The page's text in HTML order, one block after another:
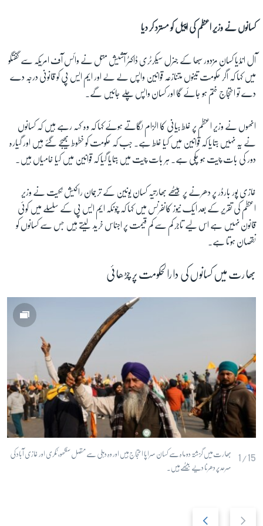
کسانوں نے وزیر اعظم کی اپیل کو مسترد کر دیا
آل انڈیا کسان مزدور سبھا کے جنرل سیکرٹری ڈاکٹر آشیش متل نے وائس آف امریکہ سے گفتگو
میں کہا کہ اگر حکومت تینوں متنازعہ قوانین واپس لے لے اور ایم ایس پی کو قانونی درجہ دے
دے تو احتجاج ختم ہو جائے گا اور کسان واپس چلے جائیں گے۔
انھوں نے وزیر اعظم پر غلط بیانی کا الزام لگاتے ہوئے کہا کہ وہ کہہ رہے ہیں کہ کسانوں
نے یہ نہیں بتایا کہ قوانین میں کیا غلط ہے۔ جب کہ حکومت کو خطوط بھیجے گئے ہیں اور گیارہ
دور کی بات چیت ہو چکی ہے۔ ہر بات چیت میں بتایا گیا کہ قوانین میں کیا خامیاں ہیں۔
غازی پور بارڈر پر دھرنے پر بیٹھے بھارتیہ کسان یونین کے ترجمان راکیش ٹکیت نے وزیر
اعظم کی تقریر کے بعد ایک نیوز کانفرنس میں کہا کہ چونکہ ایم ایس پی کے سلسلے میں کوئی
قانون نہیں ہے اس لیے تاجر کم سے کم قیمت پر اجناس خرید لیتے ہیں جس سے کسانوں کو
نقصان ہوتا ہے۔
بھارت میں کسانوں کی دارالحکومت پر چڑھائی
1/15 بھارت میں گزشتہ دو ماہ سے کسان سراپا احتجاج ہیں اور وہ دہلی سے متصل سنگھو، ٹکری اور غازی آباد کی
سرحد پر دھرنا دیے بیٹھے ہیں۔